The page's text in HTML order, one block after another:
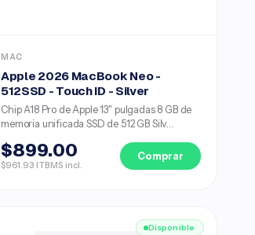
MAC
Apple 2026 MacBook Neo -
512SSD - Touch ID - Silver
Chip A18 Pro de Apple 13" pulgadas 8 GB de
memoria unificada SSD de 512 GB Silv...
$899.00
$961.93 ITBMS incl.
Comprar
Disponible